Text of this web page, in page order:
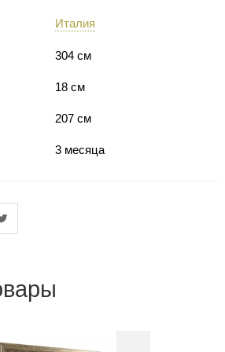
Италия
304 см
18 см
207 см
3 месяца